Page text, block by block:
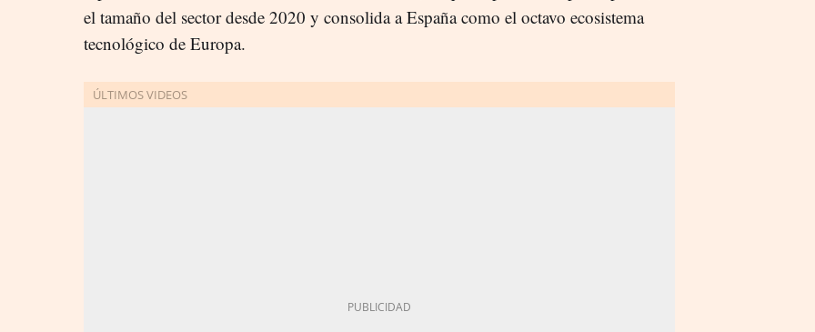
el tamaño del sector desde 2020 y consolida a España como el octavo ecosistema
tecnológico de Europa.